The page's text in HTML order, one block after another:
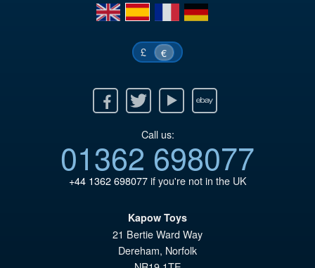
en
es fr de
£ €
Twitter Youtube Ebay
Call us:
01362 698077
+44 1362 698077if you're not in the UK
Kapow Toys
21 Bertie Ward Way
Dereham, Norfolk